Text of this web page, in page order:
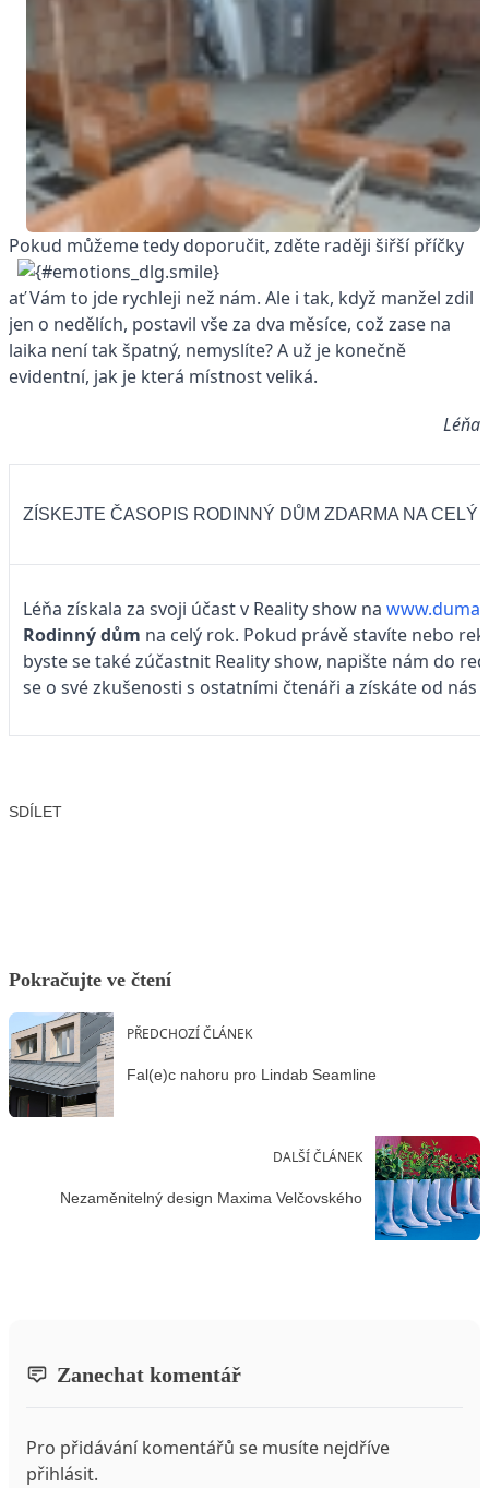
Pokud můžeme tedy doporučit, zděte raději šiřší příčky
ať Vám to jde rychleji než nám. Ale i tak, když manžel zdil
jen o nedělích, postavil vše za dva měsíce, což zase na
laika není tak špatný, nemyslíte? A už je konečně
evidentní, jak je která místnost veliká.
Léňa
ZÍSKEJTE ČASOPIS RODINNÝ DŮM ZDARMA NA CELÝ
Léňa získala za svoji účast v Reality show na
Rodinný dům na celý rok. Pokud právě stavíte nebo
byste se také zúčastnit Reality show, napište nám do
se o své zkušenosti s ostatními čtenáři a získáte od nás
SDÍLET
Pokračujte ve čtení
PŘEDCHOZÍ ČLÁNEK
Fal(e)c nahoru pro Lindab Seamline
DALŠÍ ČLÁNEK
Nezaměnitelný design Maxima Velčovského
Zanechat komentář
Pro přidávání komentářů se musíte nejdříve
přihlásit.